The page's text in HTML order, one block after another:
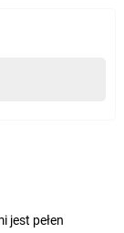
jest pełen